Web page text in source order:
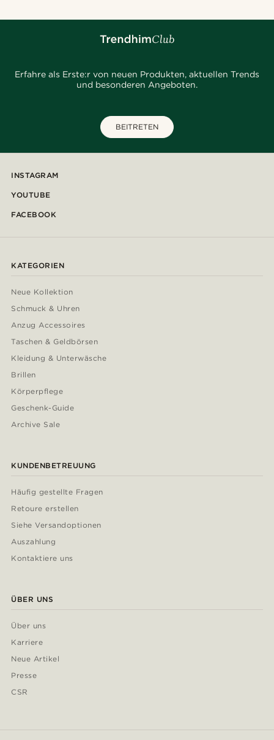
Erfahre als Erste:r von neuen Produkten, aktuellen Trends
und besonderen Angeboten.
BEITRETEN
INSTAGRAM
YOUTUBE
FACEBOOK
KATEGORIEN
Neue Kollektion
Schmuck & Uhren
Anzug Accessoires
Taschen & Geldbörsen
Kleidung & Unterwäsche
Brillen
Körperpflege
Geschenk-Guide
Archive Sale
KUNDENBETREUUNG
Häufig gestellte Fragen
Retoure erstellen
Siehe Versandoptionen
Auszahlung
Kontaktiere uns
ÜBER UNS
Über uns
Karriere
Neue Artikel
Presse
CSR